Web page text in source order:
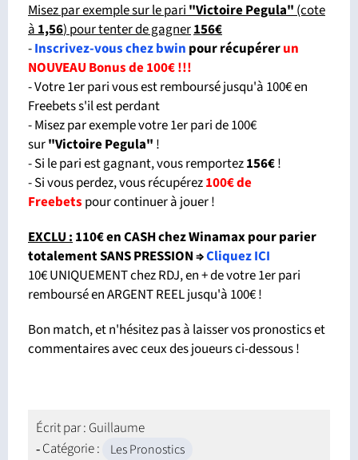
Misez par exemple sur le pari"Victoire Pegula"(cote
à1,56) pour tenter de gagner156€
-Inscrivez-vous chez bwin pour récupérerun
NOUVEAU Bonus de 100€ !!!
- Votre 1er pari vous est remboursé jusqu'à 100€ en
Freebets s'il est perdant
- Misez par exemple votre 1er pari de 100€
sur"Victoire Pegula" !
- Si le pari est gagnant, vous remportez156€!
- Si vous perdez, vous récupérez100€ de
Freebets pour continuer à jouer !
EXCLU :110€ en CASH chez Winamax pour parier
totalement SANS PRESSION⇒Cliquez ICI
10€ UNIQUEMENT chez RDJ, en + de votre 1er pari
remboursé en ARGENT REEL jusqu'à 100€ !
Bon match, et n'hésitez pas à laisser vos pronostics et
commentaires avec ceux des joueurs ci-dessous !
Écrit par : Guillaume
Catégorie :
Les Pronostics